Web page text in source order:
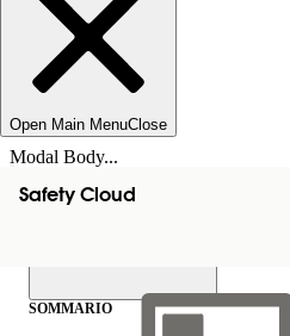
Open Main MenuClose
Modal Body...
Safety Cloud
SOMMARIO